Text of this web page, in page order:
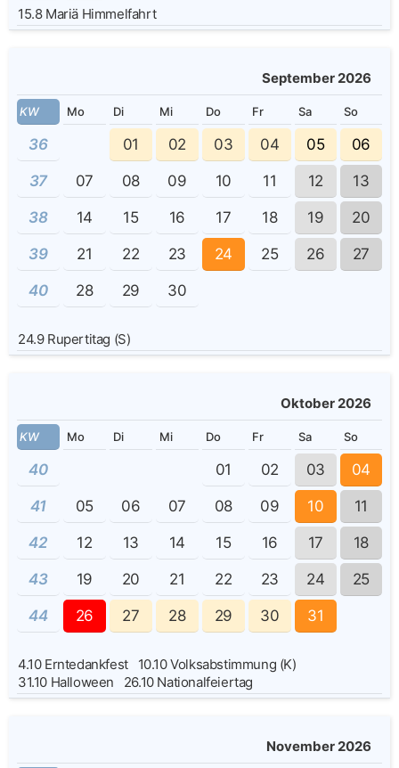
15.8Mariä Himmelfahrt
September 2026
KW Mo Di Mi Do Fr Sa So
36 01 02 03 04 05 06
37 07 08 09 10 11 12 13
38 14 15 16 17 18 19 20
39 21 22 23 24 25 26 27
40 28 29 30
24.9Rupertitag (S)
Oktober 2026
KW Mo Di Mi Do Fr Sa So
40 01 02 03 04
41 05 06 07 08 09 10 11
42 12 13 14 15 16 17 18
43 19 20 21 22 23 24 25
44 26 27 28 29 30 31
4.10Erntedankfest 10.10Volksabstimmung (K)
31.10 Halloween 26.10Nationalfeiertag
November 2026